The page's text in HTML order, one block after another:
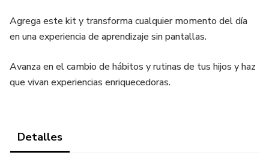
Agrega este kit y transforma cualquier momento del día
en una experiencia de aprendizaje sin pantallas.
Avanza en el cambio de hábitos y rutinas de tus hijos y haz
que vivan experiencias enriquecedoras.
Detalles